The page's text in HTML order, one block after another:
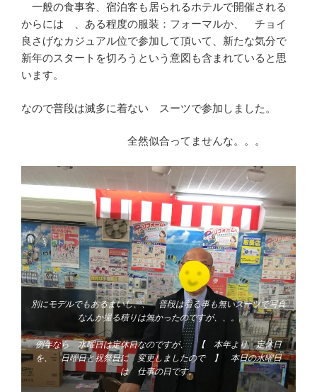
一般の食事客、宿泊客も居られるホテルで開催される
からには 、ある程度の服装：フォーマルか、 チョイ
良さげなカジュアル位で参加して頂いて、新たな気分で
新年のスタートを切ろうという意図も含まれていると思
います。
なので普段は滅多に着ない スーツで参加しました。
全然似合ってませんな。。。
別にモデルでもあるまいし、、 普段は着る事も無いスーツで写真
なんか撮る積りは無かったのですが、、。
例年なら 水曜日は定休日なのですが、 【 本年より 定休日
を、 日曜日と祝祭日に 変更しましたので 】 本日の水曜日
は 仕事の日です。